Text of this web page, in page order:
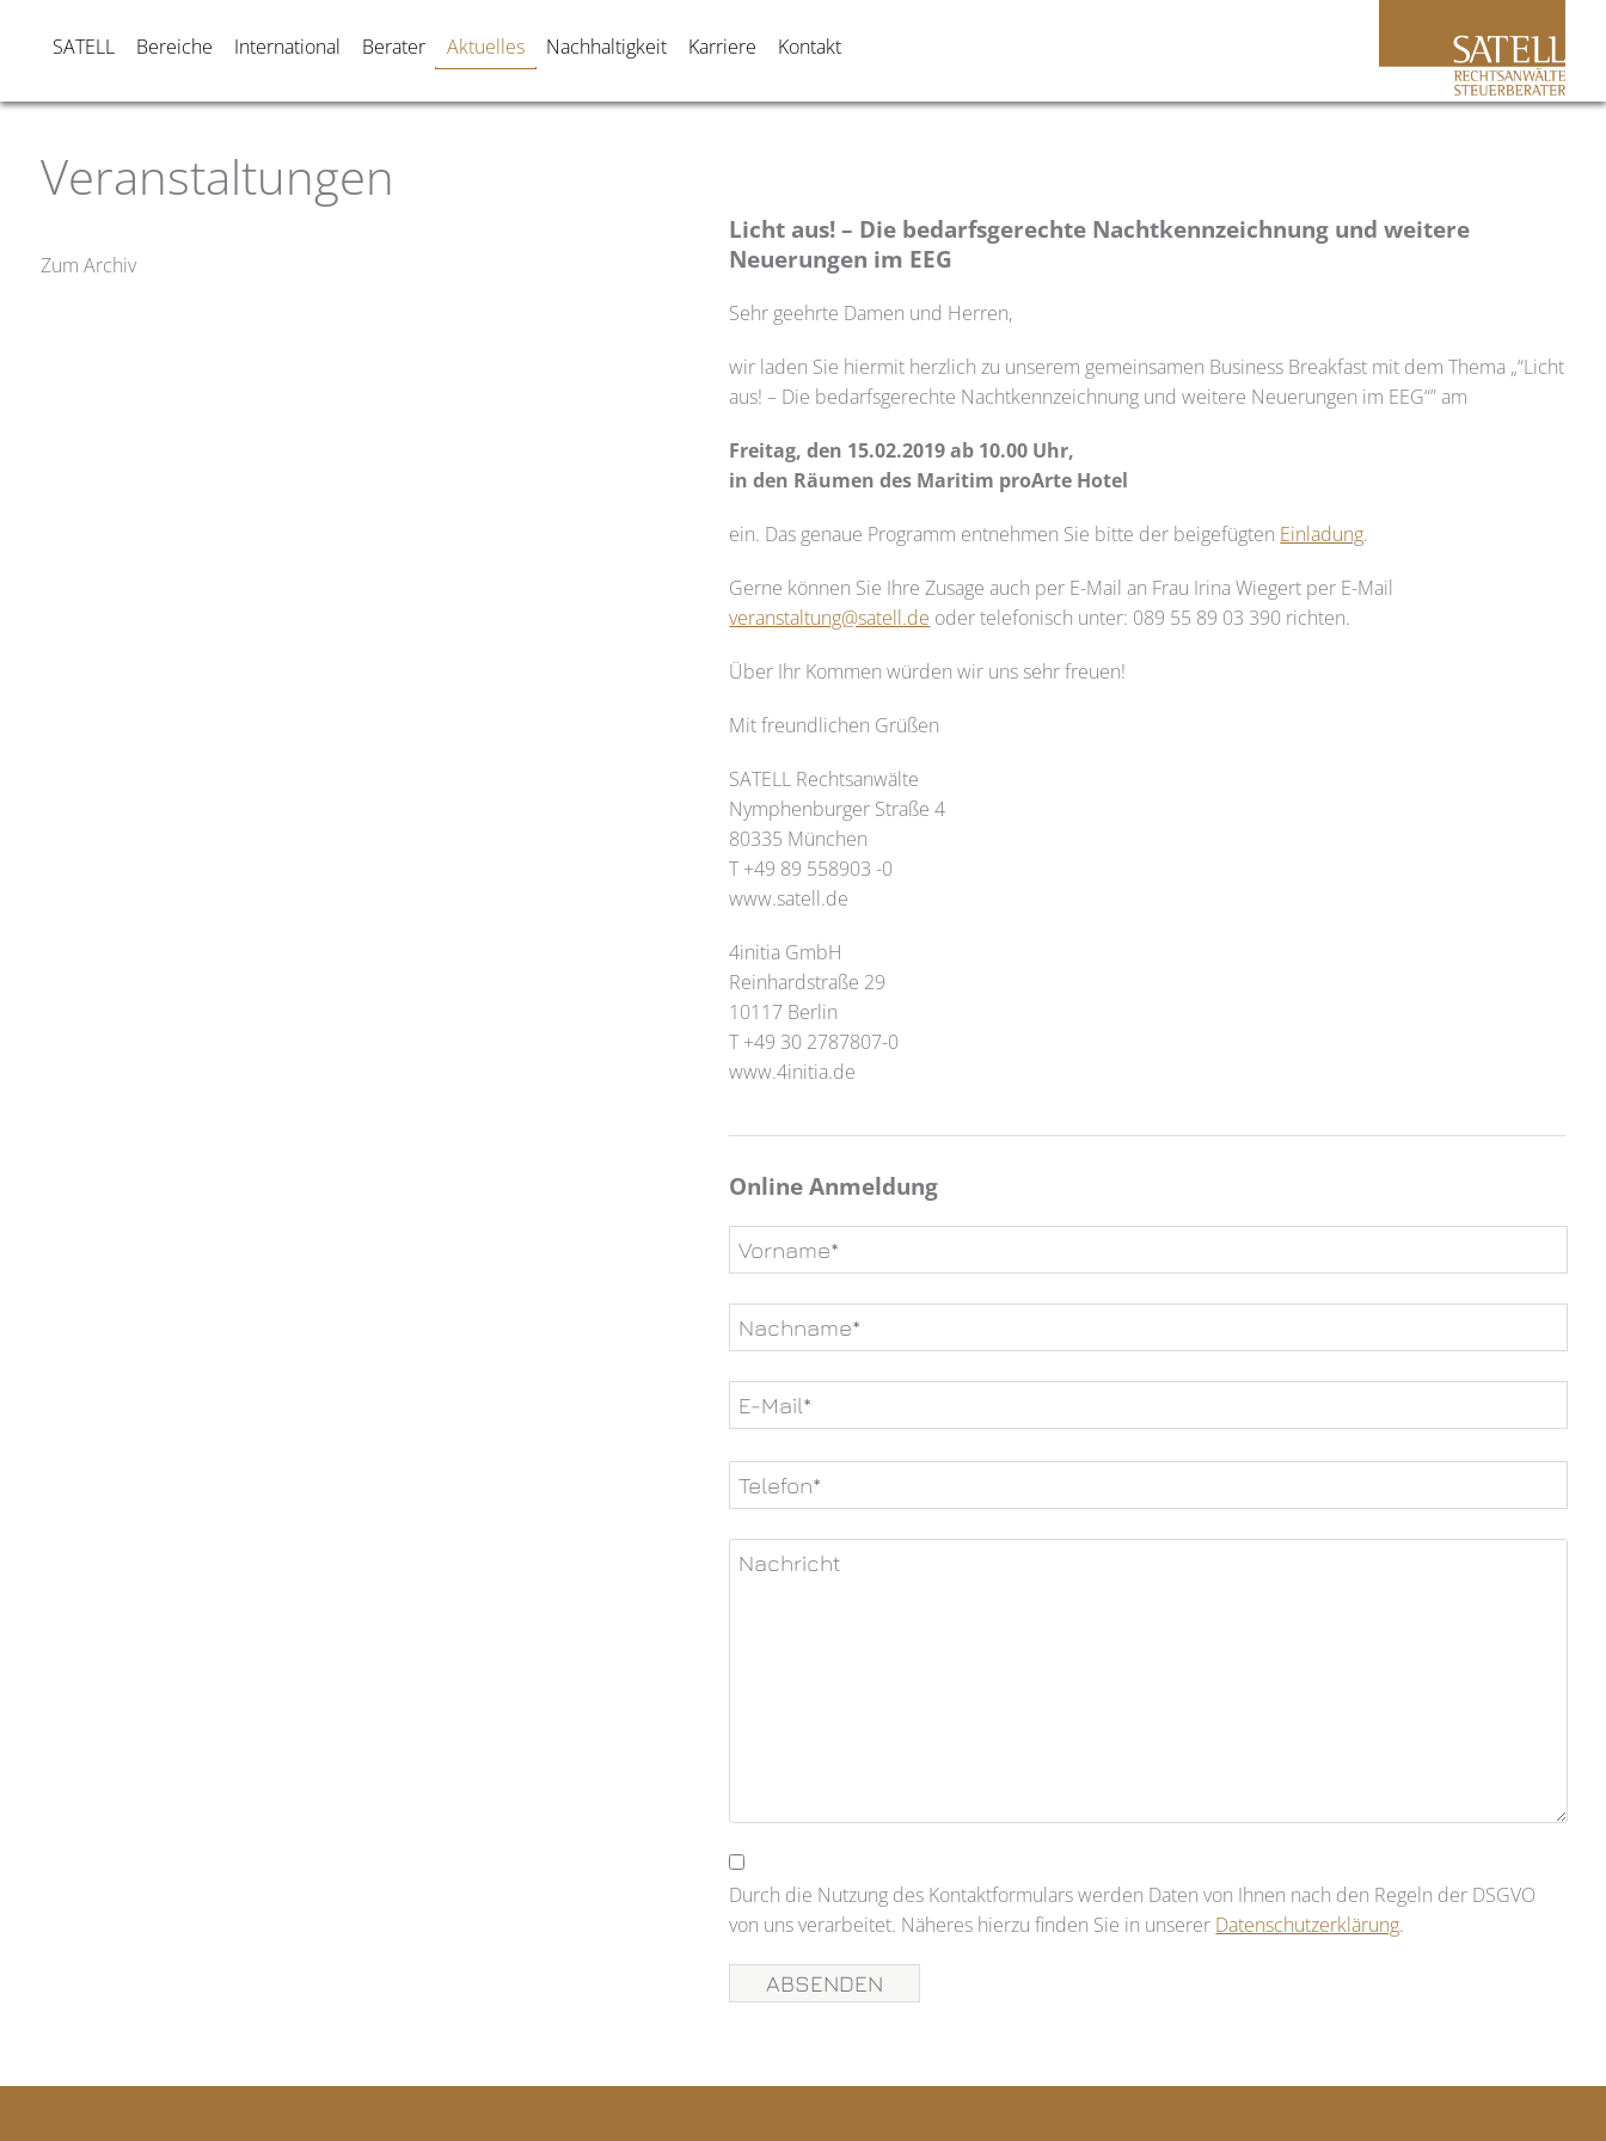
SATELL Bereiche International Berater Aktuelles Nachhaltigkeit Karriere Kontakt
Veranstaltungen
Zum Archiv
Licht aus! – Die bedarfsgerechte Nachtkennzeichnung und weitere
Neuerungen im EEG
Sehr geehrte Damen und Herren,
wir laden Sie hiermit herzlich zu unserem gemeinsamen Business Breakfast mit dem Thema „“Licht
aus! – Die bedarfsgerechte Nachtkennzeichnung und weitere Neuerungen im EEG“” am
Freitag, den 15.02.2019 ab 10.00 Uhr,
in den Räumen des Maritim proArte Hotel
ein. Das genaue Programm entnehmen Sie bitte der beigefügten Einladung.
Gerne können Sie Ihre Zusage auch per E-Mail an Frau Irina Wiegert per E-Mail
veranstaltung@satell.de oder telefonisch unter: 089 55 89 03 390 richten.
Über Ihr Kommen würden wir uns sehr freuen!
Mit freundlichen Grüßen
SATELL Rechtsanwälte
Nymphenburger Straße 4
80335 München
T +49 89 558903 -0
www.satell.de
4initia GmbH
Reinhardstraße 29
10117 Berlin
T +49 30 2787807-0
www.4initia.de
Online Anmeldung
lasse
dieses
Feld
leer.
Durch die Nutzung des Kontaktformulars werden Daten von Ihnen nach den Regeln der DSGVO
von uns verarbeitet. Näheres hierzu finden Sie in unserer Datenschutzerklärung.